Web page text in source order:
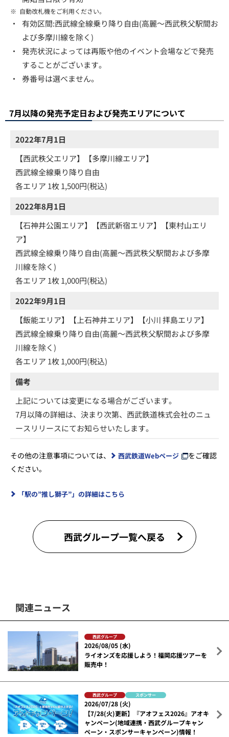
※ 自動改札機をご利用ください。
・
有効区間:西武線全線乗り降り自由(高麗～西武秩父駅間お
よび多摩川線を除く)
・
発売状況によっては再販や他のイベント会場などで発売
することがございます。
・
券番号は選べません。
7月以降の発売予定日および発売エリアについて
2022年7月1日
【西武秩父エリア】【多摩川線エリア】
西武線全線乗り降り自由
各エリア 1枚 1,500円(税込)
2022年8月1日
【石神井公園エリア】【西武新宿エリア】【東村山エリ
ア】
西武線全線乗り降り自由(高麗～西武秩父駅間および多摩
川線を除く)
各エリア 1枚 1,000円(税込)
2022年9月1日
【飯能エリア】【上石神井エリア】【小川 拝島エリア】
西武線全線乗り降り自由(高麗～西武秩父駅間および多摩
川線を除く)
各エリア 1枚 1,000円(税込)
備考
上記については変更になる場合がございます。
7月以降の詳細は、決まり次第、西武鉄道株式会社のニュ
ースリリースにてお知らせいたします。
その他の注意事項については、 西武鉄道Webページ
をご確認
ください。
「駅の”推し獅子”」の詳細はこちら
西武グループ一覧へ戻る
関連ニュース
西武グループ
2026/08/05 (水)
ライオンズを応援しよう！福岡応援ツアーを
販売中！
西武グループ スポンサー
2026/07/28 (火)
【7/28(火)更新】『アオフェス2026』アオキ
ャンペーン(地域連携・西武グループキャン
ペーン・スポンサーキャンペーン)情報！